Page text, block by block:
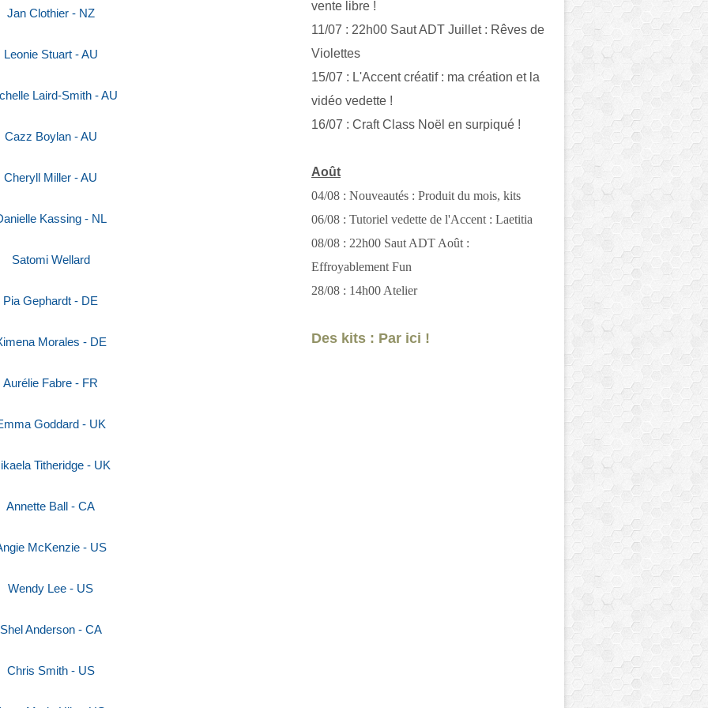
Jan Clothier - NZ
Leonie Stuart - AU
Laird-Smith - AU
Cazz Boylan - AU
Cheryll Miller - AU
Kassing - NL
Satomi Wellard
Pia Gephardt - DE
Morales - DE
Aurélie Fabre - FR
Goddard - UK
Titheridge - UK
Annette Ball - CA
McKenzie - US
Wendy Lee - US
Shel Anderson - CA
Chris Smith - US
vente libre !
11/07 : 22h00 Saut ADT Juillet : Rêves de
Violettes
15/07 : L'Accent créatif : ma création et la
vidéo vedette !
16/07 : Craft Class Noël en surpiqué !
Août
04/08 : Nouveautés : Produit du mois, kits
06/08 : Tutoriel vedette de l'Accent : Laetitia
08/08 : 22h00 Saut ADT Août :
Effroyablement Fun
28/08 : 14h00 Atelier
Des kits : Par ici !